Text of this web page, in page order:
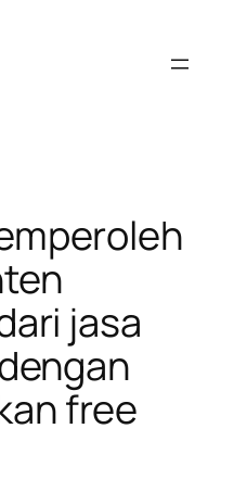
jasa
free